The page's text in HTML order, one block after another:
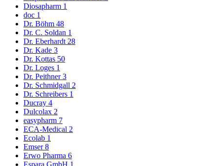
Diosapharm 1
doc 1
Dr. Böhm 48
Dr. C. Soldan 1
Dr. Eberhardt 28
Dr. Kade 3
Dr. Kottas 50
Dr. Loges 1
Dr. Peithner3
Dr. Schmidgall 2
Dr. Schreibers 1
Ducray 4
Dulcolax 2
easypharm 7
ECA-Medical 2
Ecolab 1
Emser8
Erwo Pharma 6